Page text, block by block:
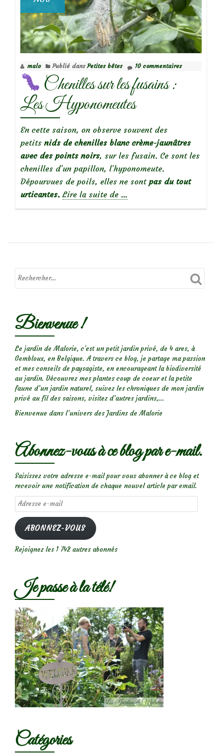
malo Publié dansPetites bêtes 10 commentaires
Chenilles sur les fusains :
Les Hyponomeutes
En cette saison, on observe souvent des
petits nids de chenilles blanc crème-jaunâtres
avec des points noirs, sur les fusain. Ce sont les
chenilles d’un papillon, l’hyponomeute.
Dépourvues de poils, elles ne sont pas du tout
urticantes. Lire la suite de
Chenilles
les
…
Bienvenue !
Le jardin de Malorie, c'est un petit jardin privé, de 4 ares, à
Gembloux, en Belgique. A travers ce blog, je partage ma passion
et mes conseils de paysagiste, en encourageant la biodiversité
au jardin. Découvrez mes plantes coup de coeur et la petite
faune d’un jardin naturel, suivez les chroniques de mon jardin
privé au fil des saisons, visitez d’autres jardins,...
Bienvenue dans l’univers des Jardins de Malorie
Abonnez-vous à ce blog par e-mail.
Saisissez votre adresse e-mail pour vous abonner à ce blog et
recevoir une notification de chaque nouvel article par email.
Adresse
e-
mail
ABONNEZ-VOUS
Rejoignez les 1 742 autres abonnés
Je passe à la télé!
Catégories